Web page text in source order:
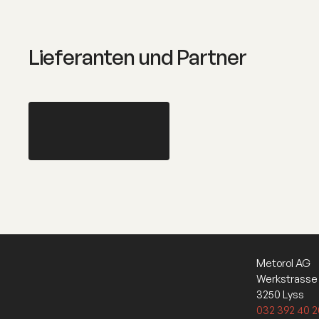
Lieferanten und Partner
Metorol AG
Werkstrasse
3250 Lyss
032 392 40